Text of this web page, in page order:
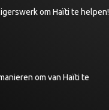
om Haïti te helpen!
om van Haïti te